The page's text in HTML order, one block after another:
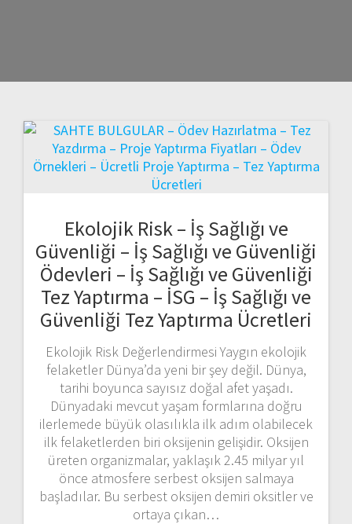
Ekolojik Risk – İş Sağlığı ve
Güvenliği – İş Sağlığı ve Güvenliği
Ödevleri – İş Sağlığı ve Güvenliği
Tez Yaptırma – İSG – İş Sağlığı ve
Güvenliği Tez Yaptırma Ücretleri
Ekolojik Risk Değerlendirmesi Yaygın ekolojik
felaketler Dünya’da yeni bir şey değil. Dünya,
tarihi boyunca sayısız doğal afet yaşadı.
Dünyadaki mevcut yaşam formlarına doğru
ilerlemede büyük olasılıkla ilk adım olabilecek
ilk felaketlerden biri oksijenin gelişidir. Oksijen
üreten organizmalar, yaklaşık 2.45 milyar yıl
önce atmosfere serbest oksijen salmaya
başladılar. Bu serbest oksijen demiri oksitler ve
ortaya çıkan…